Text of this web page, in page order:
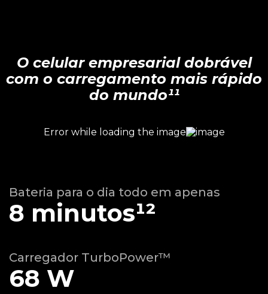
O celular empresarial dobrável
com o carregamento mais rápido
do mundo¹¹
Bateria para o dia todo em apenas
8 minutos¹²
Carregador TurboPower™
68 W